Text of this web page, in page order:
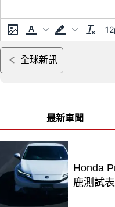
全球新訊
最新車聞
Honda
鹿測試